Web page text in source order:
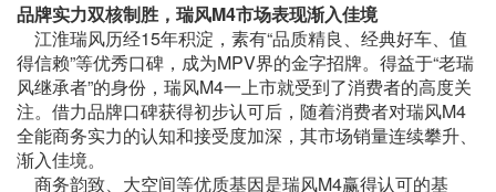
品牌实力双核制胜，瑞风M4市场表现渐入佳境
江淮瑞风历经15年积淀，素有“品质精良、经典好车、值
得信赖”等优秀口碑，成为MPV界的金字招牌。得益于“老瑞
风继承者”的身份，瑞风M4一上市就受到了消费者的高度关
注。借力品牌口碑获得初步认可后，随着消费者对瑞风M4
全能商务实力的认知和接受度加深，其市场销量连续攀升、
渐入佳境。
商务韵致、大空间等优质基因是瑞风M4赢得认可的基